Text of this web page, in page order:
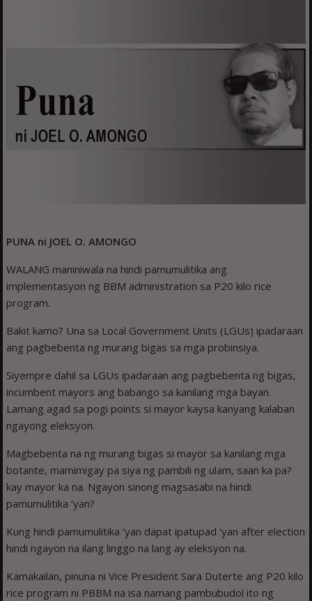
PUNA ni JOEL O. AMONGO
WALANG maniniwala na hindi pamumulitika ang
implementasyon ng BBM administration sa P20 kilo rice
program.
Bakit kamo? Una sa Local Government Units (LGUs) ipadaraan
ang pagbebenta ng murang bigas sa mga probinsiya.
Siyempre dahil sa LGUs ipadaraan ang pagbebenta ng bigas,
incumbent mayors ang babango sa kanilang mga bayan.
Lamang agad sa pogi points si mayor kaysa kanyang kalaban
ngayong eleksyon.
Magbebenta na ng murang bigas si mayor sa kanilang mga
botante, mamimigay pa siya ng pambili ng ulam, saan ka pa?
kay mayor ka na. Ngayon sinong magsasabi na hindi
pamumulitika ‘yan?
Kung hindi pamumulitika ‘yan dapat ipatupad ‘yan after election
hindi ngayon na ilang linggo na lang ay eleksyon na.
Kamakailan, pinuna ni Vice President Sara Duterte ang P20 kilo
rice program ni PBBM na isa namang pambubudol ito ng